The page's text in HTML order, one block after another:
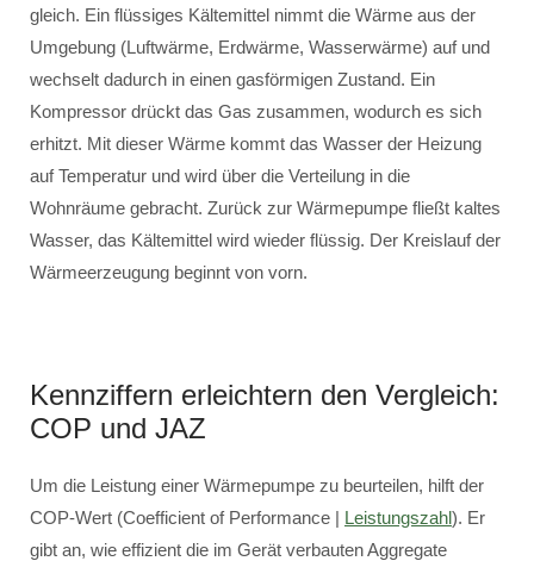
gleich. Ein flüssiges Kältemittel nimmt die Wärme aus der
Umgebung (Luftwärme, Erdwärme, Wasserwärme) auf und
wechselt dadurch in einen gasförmigen Zustand. Ein
Kompressor drückt das Gas zusammen, wodurch es sich
erhitzt. Mit dieser Wärme kommt das Wasser der Heizung
auf Temperatur und wird über die Verteilung in die
Wohnräume gebracht. Zurück zur Wärmepumpe fließt kaltes
Wasser, das Kältemittel wird wieder flüssig. Der Kreislauf der
Wärmeerzeugung beginnt von vorn.
Kennziffern erleichtern den Vergleich:
COP und JAZ
Um die Leistung einer Wärmepumpe zu beurteilen, hilft der
COP-Wert (Coefficient of Performance | Leistungszahl). Er
gibt an, wie effizient die im Gerät verbauten Aggregate